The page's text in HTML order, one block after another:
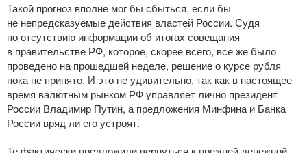
Такой прогноз вполне мог бы сбыться, если бы
не непредсказуемые действия властей России. Судя
по отсутствию информации об итогах совещания
в правительстве РФ, которое, скорее всего, все же было
проведено на прошедшей неделе, решение о курсе рубля
пока не принято. И это не удивительно, так как в настоящее
время валютным рынком РФ управляет лично президент
России Владимир Путин, а предложения Минфина и Банка
России вряд ли его устроят.